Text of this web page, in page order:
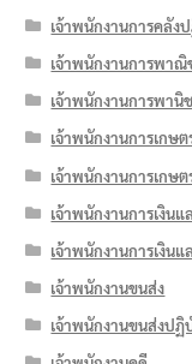
เจ้าพนักงานการคลัง
เจ้าพนักงานการพาณิ
เจ้าพนักงานการพา
เจ้าพนักงานการเกษต
เจ้าพนักงานการเกษ
เจ้าพนักงานการเงิน
เจ้าพนักงานการเงิน
เจ้าพนักงานขนส่ง
เจ้าพนักงานขนส่งปฏิ